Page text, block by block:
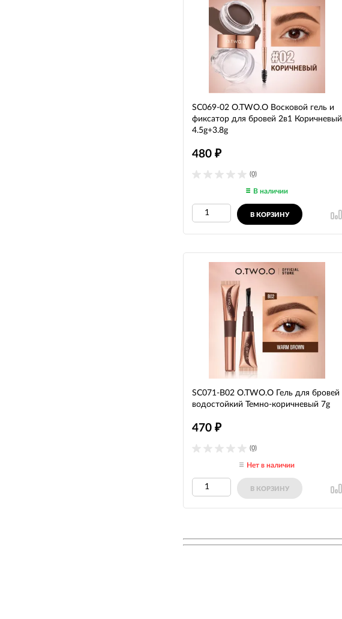
SC069-02 O.TWO.O Восковой гель и
фиксатор для бровей 2в1 Коричневый
4.5g+3.8g
(0)
480 ₽
В наличии
В КОРЗИНУ
SC071-B02 O.TWO.O Гель для бровей
водостойкий Темно-коричневый 7g
(0)
470 ₽
Нет в наличии
В КОРЗИНУ